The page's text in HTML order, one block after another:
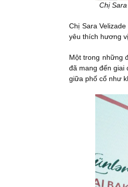
Chị
Chị Sara
yêu thích hương
Một trong những
đã mang đến giai
giữa phố cổ như